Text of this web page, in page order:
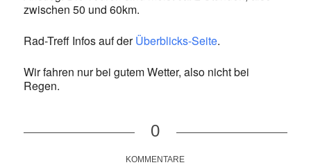
zwischen 50 und 60km.
Rad-Treff Infos auf derÜberblicks-Seite.
Wir fahren nur bei gutem Wetter, also nicht bei
Regen.
0
KOMMENTARE